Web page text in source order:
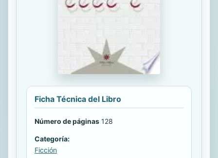
Ficha Técnica del Libro
Número de páginas 128
Categoría:
Ficción